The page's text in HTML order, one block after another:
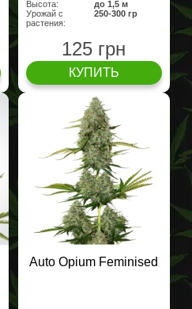
Высота:
до 1,5 м
Урожай с
растения:
250-300 гр
125 грн
КУПИТЬ
Auto Opium Feminised